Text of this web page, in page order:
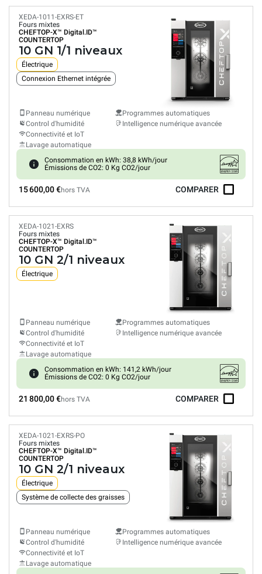
XEDA-1011-EXRS-ET
Fours mixtes
CHEFTOP-X™ Digital.ID™
COUNTERTOP
10 GN 1/1 niveaux
Électrique
Connexion Ethernet intégrée
Panneau numérique
Control d'humidité
Connectivité et IoT
Lavage automatique
Programmes automatiques
Intelligence numérique avancée
Consommation en kWh: 38,8 kWh/jour
Émissions de CO2: 0 Kg CO2/jour
15 600,00 €hors TVA COMPARER
XEDA-1021-EXRS
Fours mixtes
CHEFTOP-X™ Digital.ID™
COUNTERTOP
10 GN 2/1 niveaux
Électrique
Panneau numérique
Control d'humidité
Connectivité et IoT
Lavage automatique
Programmes automatiques
Intelligence numérique avancée
Consommation en kWh: 141,2 kWh/jour
Émissions de CO2: 0 Kg CO2/jour
21 800,00 €hors TVA COMPARER
XEDA-1021-EXRS-PO
Fours mixtes
CHEFTOP-X™ Digital.ID™
COUNTERTOP
10 GN 2/1 niveaux
Électrique
Système de collecte des graisses
Panneau numérique
Control d'humidité
Connectivité et IoT
Lavage automatique
Programmes automatiques
Intelligence numérique avancée